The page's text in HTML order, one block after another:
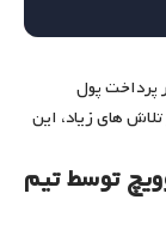
پرداخت پول
های زیاد، این
توسط تیم